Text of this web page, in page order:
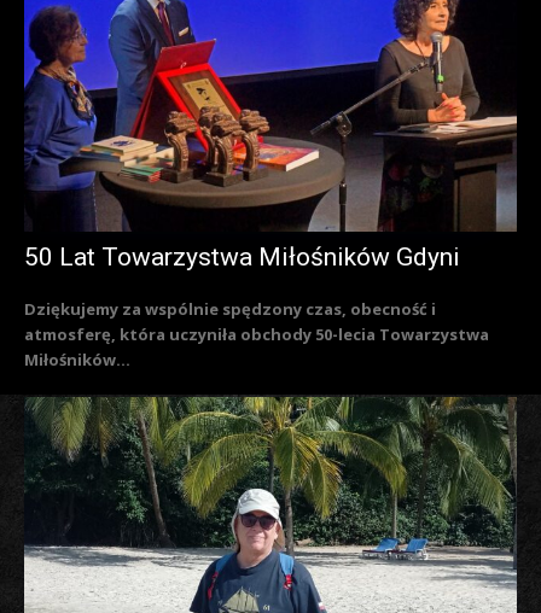
50 Lat Towarzystwa Miłośników Gdyni
Dziękujemy za wspólnie spędzony czas, obecność i
atmosferę, która uczyniła obchody 50-lecia Towarzystwa
Miłośników...